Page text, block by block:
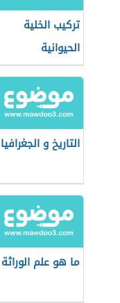
تركيب الخلية
الحيوانية
التاريخ و الجغرافيا
ما هو علم الوراثة